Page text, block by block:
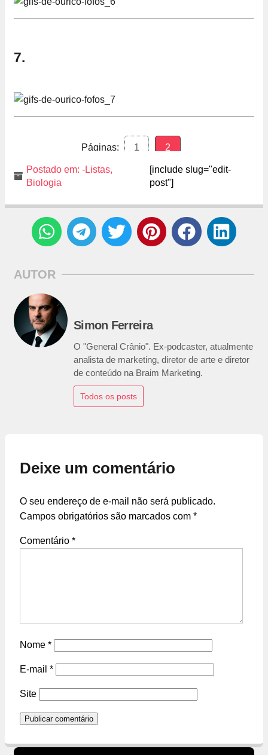
7.
Páginas: 1 2
Postado em: -Listas,
Biologia
[include slug="edit-
post"]
AUTOR
Simon Ferreira
O "General Crânio". Ex-podcaster, atualmente
analista de marketing, diretor de arte e diretor
de conteúdo na Braim Marketing.
Todos os posts
Deixe um comentário
O seu endereço de e-mail não será publicado.
Campos obrigatórios são marcados com *
Comentário *
Nome *
E-mail *
Site